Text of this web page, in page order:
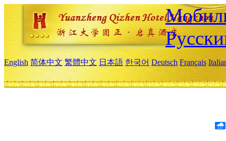
English 简体中文 繁體中文 日本語 한국어 Deutsch Français